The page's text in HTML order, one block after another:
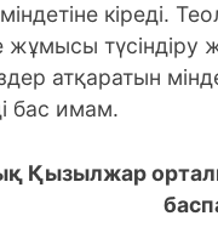
кіреді.
жұмысы түсіндіру
атқаратын
бас имам.
Қызылжар